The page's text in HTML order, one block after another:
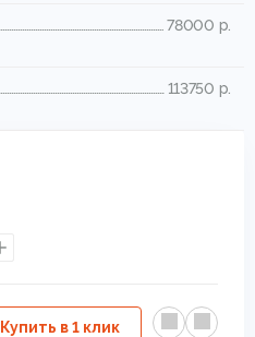
78000 р.
113750 р.
Купить в 1 клик